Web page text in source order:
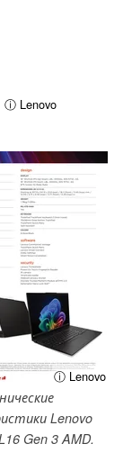
ⓘ Lenovo
ⓘ Lenovo
Lenovo
Gen 3 AMD.